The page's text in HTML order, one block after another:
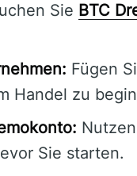
Sie BTC
Fügen
Handel zu
Sie starten.